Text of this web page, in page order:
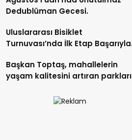
Dedublüman Gecesi.
Uluslararası Bisiklet
Turnuvası’nda İlk Etap Başarıyla
Başkan Toptaş, mahallelerin
yaşam kalitesini artıran parkları